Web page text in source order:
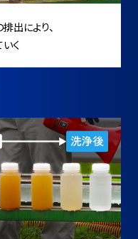
出により、
く